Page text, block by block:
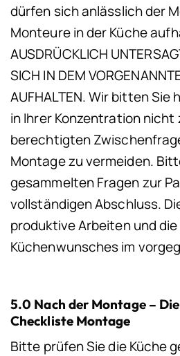
dürfen sich anlässlich der
Monteure in der Küche
AUSDRÜCKLICH
SICH IN DEM
AUFHALTEN. Wir bitten
in Ihrer Konzentration nicht
berechtigten
Montage zu vermeiden.
ge­sammelten Fragen zur
vollständigen Abschluss.
produktive Arbeiten und
Küchenwunsches im
5.0 Nach der Montage –
Checkliste Montage
Bitte prüfen Sie die Küche